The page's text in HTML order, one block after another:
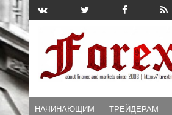
НАЧИНАЮЩИМ ТРЕЙДЕРАМ